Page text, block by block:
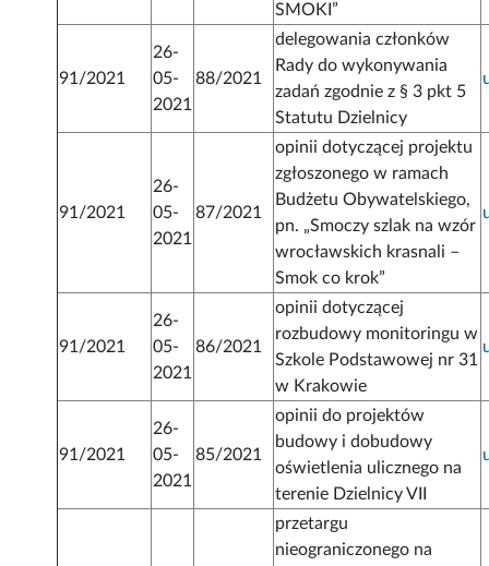
SMOKI”
91/2021
26-
05-
2021
88/2021
delegowania członków
Rady do wykonywania
zadań zgodnie z § 3 pkt 5
Statutu Dzielnicy
91/2021
26-
05-
2021
87/2021
opinii dotyczącej projektu
zgłoszonego w ramach
Budżetu Obywatelskiego,
pn. „Smoczy szlak na wzór
wrocławskich krasnali –
Smok co krok”
91/2021
26-
05-
2021
86/2021
opinii dotyczącej
rozbudowy monitoringu w
Szkole Podstawowej nr 31
w Krakowie
91/2021
26-
05-
2021
85/2021
opinii do projektów
budowy i dobudowy
oświetlenia ulicznego na
terenie Dzielnicy VII
przetargu
nieograniczonego na